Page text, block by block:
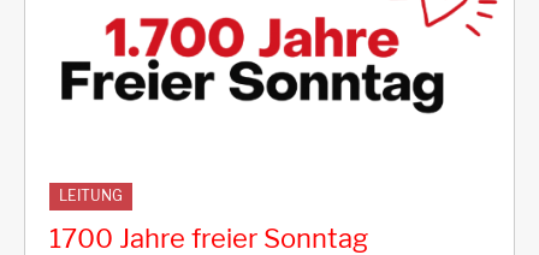
LEITUNG
1700 Jahre freier Sonntag